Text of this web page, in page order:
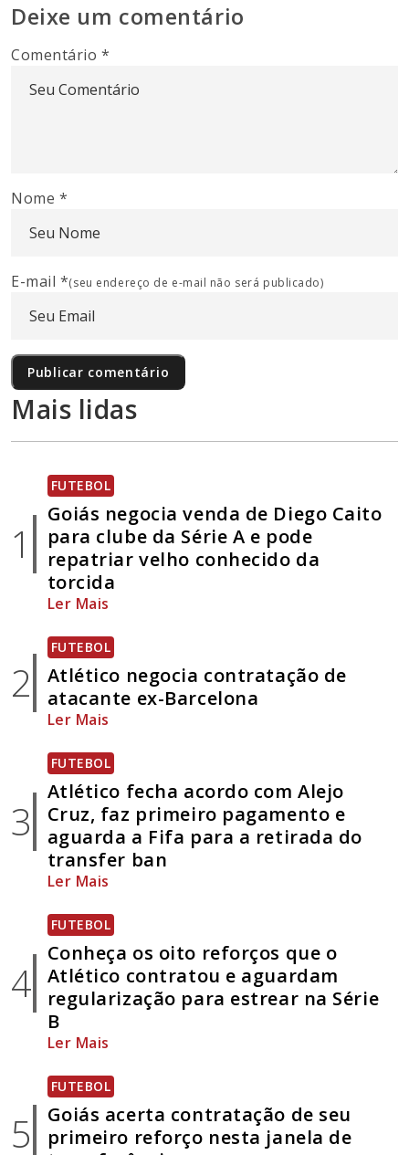
Deixe um comentário
Comentário*
Nome *
E-mail *(seu endereço de e-mail não será publicado)
Mais lidas
1
FUTEBOL
Goiás negocia venda de Diego Caito
para clube da Série A e pode
repatriar velho conhecido da
torcida
Ler Mais
2
FUTEBOL
Atlético negocia contratação de
atacante ex-Barcelona
Ler Mais
3
FUTEBOL
Atlético fecha acordo com Alejo
Cruz, faz primeiro pagamento e
aguarda a Fifa para a retirada do
transfer ban
Ler Mais
4
FUTEBOL
Conheça os oito reforços que o
Atlético contratou e aguardam
regularização para estrear na Série
B
Ler Mais
5
FUTEBOL
Goiás acerta contratação de seu
primeiro reforço nesta janela de